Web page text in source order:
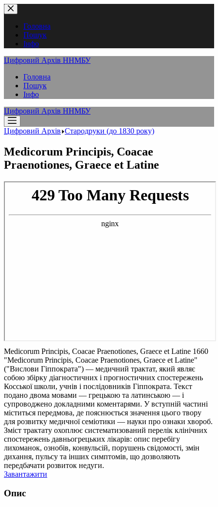
Перейти
до
вмістуГоловна
Пошук
Інфо
Цифровий Архів ННМБУ
Головна
Пошук
Інфо
Цифровий Архів ННМБУ
Цифровий Архів Стародруки (до 1830 року)
Medicorum Principis, Coacae
Praenotiones, Graece et Latine
Medicorum Principis, Coacae Praenotiones, Graece et Latine 1660
"Medicorum Principis, Coacae Praenotiones, Graece et Latine"
("Вислови Гіппократа") — медичний трактат, який являє
собою збірку діагностичних і прогностичних спостережень
Косської школи, учнів і послідовників Гіппократа. Текст
подано двома мовами — грецькою та латинською — і
супроводжено докладними коментарями. У вступній частині
міститься передмова, де пояснюється значення цього твору
для розвитку медичної семіотики — науки про ознаки хвороб.
Зміст трактату охоплює систематизований перелік клінічних
спостережень давньогрецьких лікарів: опис перебігу
лихоманок, ознобів, конвульсій, порушень свідомості, змін
дихання, пульсу та інших симптомів, що дозволяють
передбачати розвиток недуги.
Завантажити
Опис